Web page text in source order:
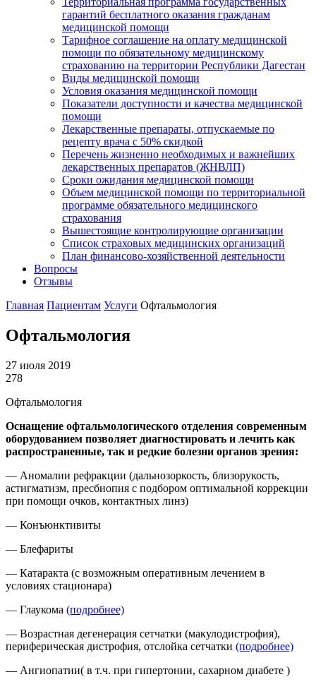
гарантий бесплатного оказания гражданам
медицинской помощи
Тарифное соглашение на оплату медицинской
помощи по обязательному медицинскому
страхованию на территории Республики Дагестан
Виды медицинской помощи
Условия оказания медицинской помощи
Показатели доступности и качества медицинской
помощи
Лекарственные препараты, отпускаемые по
рецепту врача с 50% скидкой
Перечень жизненно необходимых и важнейших
лекарственных препаратов (ЖНВЛП)
Сроки ожидания медицинской помощи
Объем медицинской помощи по территориальной
программе обязательного медицинского
страхования
Вышестоящие контролирующие организации
Список страховых медицинских организаций
План финансово-хозяйственной деятельности
Вопросы
Отзывы
Главная Пациентам Услуги Офтальмология
Офтальмология
27 июля 2019
278
Офтальмология
Оснащение офтальмологического отделения современным
оборудованием позволяет диагностировать и лечить как
распространенные, так и редкие болезни органов зрения:
— Аномалии рефракции (дальнозоркость, близорукость,
астигматизм, пресбиопия с подбором оптимальной коррекции
при помощи очков, контактных линз)
— Конъюнктивиты
— Блефариты
— Катаракта (с возможным оперативным лечением в
условиях стационара)
— Глаукома (подробнее)
— Возрастная дегенерация сетчатки (макулодистрофия),
периферическая дистрофия, отслойка сетчатки (подробнее)
— Ангиопатии( в т.ч. при гипертонии, сахарном диабете )